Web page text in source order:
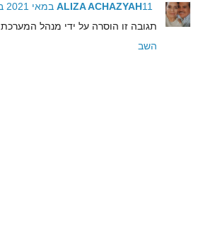
ALIZA ACHAZYAH11 במאי 2021 בשעה 16:11
תגובה זו הוסרה על ידי מנהל המערכת.
השב